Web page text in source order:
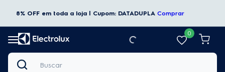
8% OFF em toda a loja | Cupom: DATADUPLA Comprar
0
Buscar